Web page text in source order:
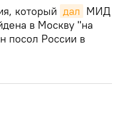
который дал МИД
в Москву "на
посол России в